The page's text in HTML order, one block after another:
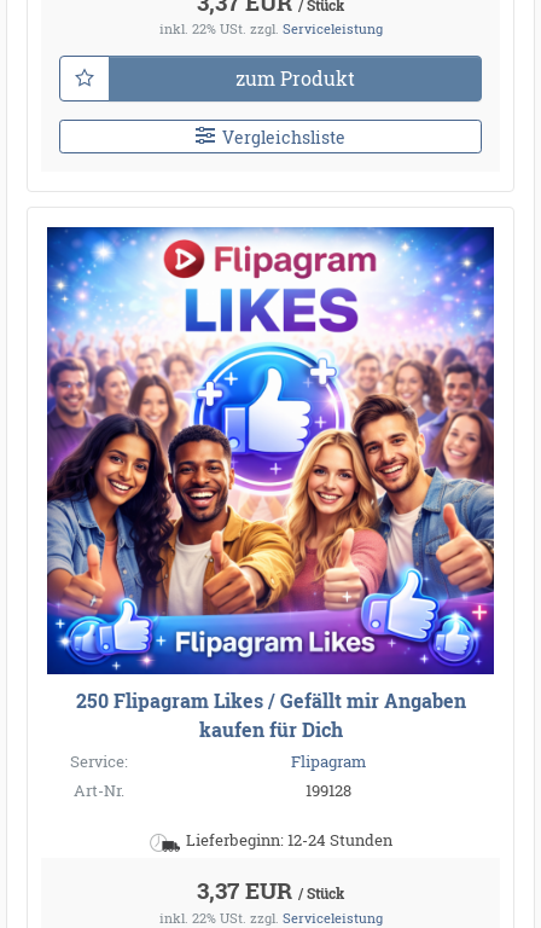
/ Stück
inkl. 22% USt. zzgl. Serviceleistung
zum Produkt
Vergleichsliste
250 Flipagram Likes / Gefällt mir Angaben
kaufen für Dich
Service:
Flipagram
Art-Nr.
199128
Lieferbeginn: 12-24 Stunden
3,37 EUR / Stück
inkl. 22% USt. zzgl. Serviceleistung